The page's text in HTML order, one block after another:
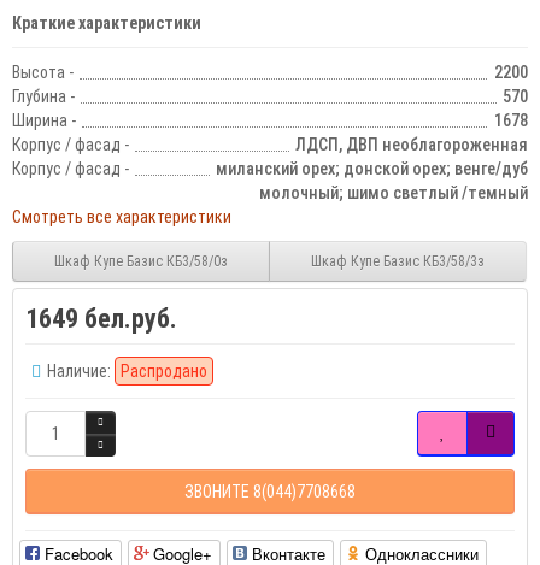
Краткие характеристики
Высота -
2200
Глубина -
570
Ширина -
1678
Корпус / фасад -
ЛДСП, ДВП необлагороженная
Корпус / фасад -
миланский орех; донской орех; венге/дуб
молочный; шимо светлый /темный
Смотреть все характеристики
Шкаф Купе Базис КБ3/58/0з Шкаф Купе Базис КБ3/58/3з
1649 бел.руб.
Наличие: Распродано
ЗВОНИТЕ 8(044)7708668
Facebook Google+ Вконтакте Одноклассники